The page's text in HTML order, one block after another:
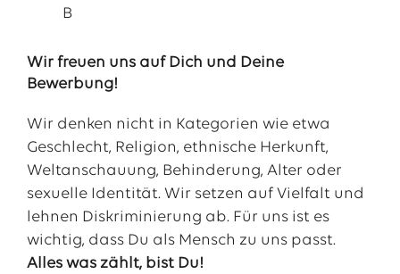
B
Wir freuen uns auf Dich und Deine
Bewerbung!
Wir denken nicht in Kategorien wie etwa
Geschlecht, Religion, ethnische Herkunft,
Weltanschauung, Behinderung, Alter oder
sexuelle Identität. Wir setzen auf Vielfalt und
lehnen Diskriminierung ab. Für uns ist es
wichtig, dass Du als Mensch zu uns passt.
Alles was zählt, bist Du!